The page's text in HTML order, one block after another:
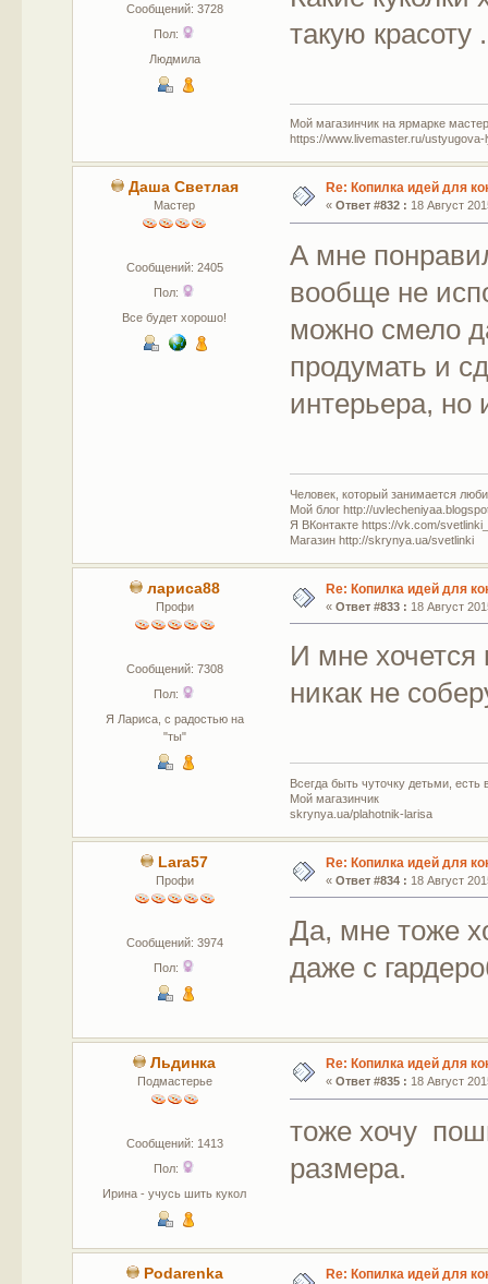
Сообщений: 3728
Пол:
Людмила
такую красоту .
Мой магазинчик на ярмарке
https://www.livemaster.ru/ustyugova-
Даша Светлая
Мастер
Сообщений: 2405
Пол:
Все будет хорошо!
Re: Копилка идей для
« Ответ #832 : 18 Август
А мне
вообще не
можно смело
продумать и
интерьера, но
Человек, который занимается
Мой блог http://
Я ВКонтакте https://vk.com/
Магазин http://skrynya.ua/svetlinki
лариса88
Профи
Сообщений: 7308
Пол:
Я Лариса, с радостью на
"ты"
Re: Копилка идей для
« Ответ #833 : 18 Август
И мне
никак не
Всегда быть чуточку детьми,
Мой магазинчик
skrynya.ua/plahotnik-larisa
Lara57
Профи
Сообщений: 3974
Пол:
Re: Копилка идей для
« Ответ #834 : 18 Август
Да, мне тоже
даже с
Льдинка
Подмастерье
Сообщений: 1413
Пол:
Ирина - учусь шить кукол
Re: Копилка идей для
« Ответ #835 : 18 Август
тоже хочу
размера.
Podarenka Re: Копилка идей для